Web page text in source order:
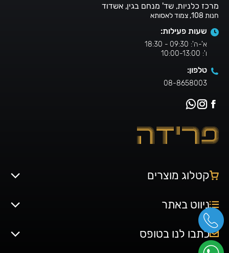
מרכז כלניות, שד' מנחם בגין, אשדוד
חנות 108, צמוד לאסותא
שעות פעילות:
א'-ה': 09:30 - 18:30
ו': 10:00-13:00
טלפון:
08-8658003
קטלוג מוצרים
ניווט באתר
כתבו לנו בטופס